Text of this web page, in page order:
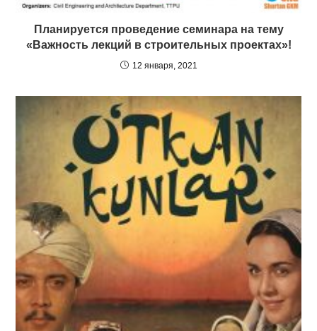
Планируется проведение семинара на тему
«Важность лекций в строительных проектах»!
12 января, 2021